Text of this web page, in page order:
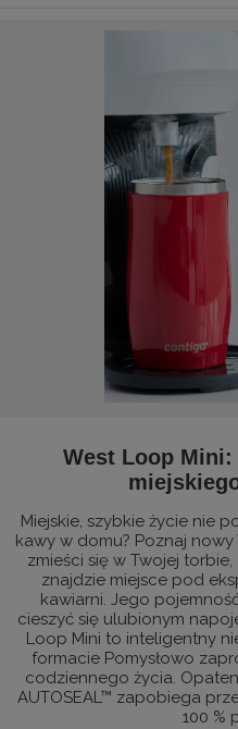
West Loop
Miejskie, szybkie życie nie
kawy w domu? Poznaj
zmieści się w Twojej
znajdzie miejsce pod
kawiarni. Jego
cieszyć się ulubionym
Loop Mini to inteligentny
formacie Pomysłowo
codziennego życia.
AUTOSEAL™ zapobiega
100 %